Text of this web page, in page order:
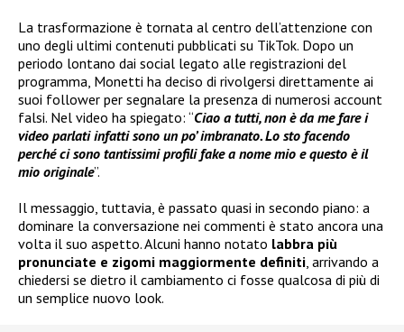
La trasformazione è tornata al centro dell’attenzione con
uno degli ultimi contenuti pubblicati su TikTok. Dopo un
periodo lontano dai social legato alle registrazioni del
programma, Monetti ha deciso di rivolgersi direttamente ai
suoi follower per segnalare la presenza di numerosi account
falsi. Nel video ha spiegato: “Ciao a tutti, non è da me fare i
video parlati infatti sono un po’ imbranato. Lo sto facendo
perché ci sono tantissimi profili fake a nome mio e questo è il
mio originale”.
Il messaggio, tuttavia, è passato quasi in secondo piano: a
dominare la conversazione nei commenti è stato ancora una
volta il suo aspetto. Alcuni hanno notato labbra più
pronunciate e zigomi maggiormente definiti, arrivando a
chiedersi se dietro il cambiamento ci fosse qualcosa di più di
un semplice nuovo look.